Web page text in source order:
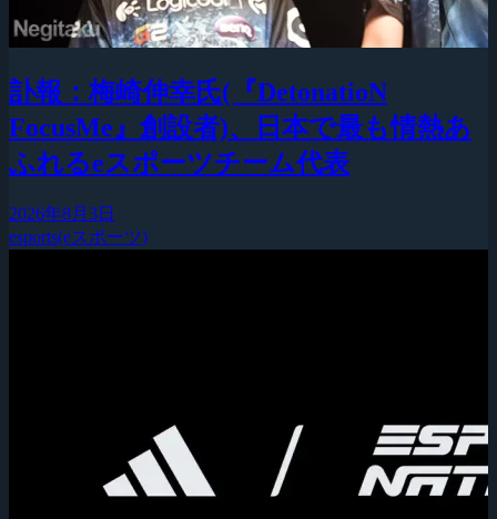
訃報：梅崎伸幸氏(『DetonatioN
FocusMe』創設者)、日本で最も情熱あ
ふれるeスポーツチーム代表
2026年8月3日
esports(eスポーツ)